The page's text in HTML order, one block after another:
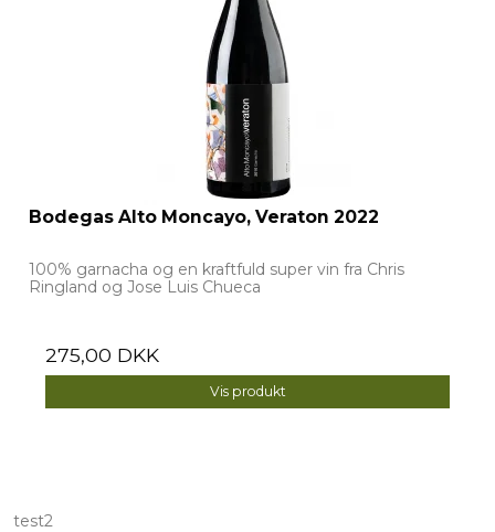
Bodegas Alto Moncayo, Veraton 2022
100% garnacha og en kraftfuld super vin fra Chris
Ringland og Jose Luis Chueca
275,00 DKK
Vis produkt
test2